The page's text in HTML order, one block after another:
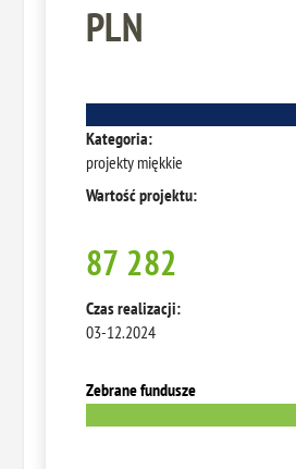
PLN
Kategoria:
projekty miękkie
Wartość projektu:
87 282
Czas realizacji:
03-12.2024
Zebrane fundusze